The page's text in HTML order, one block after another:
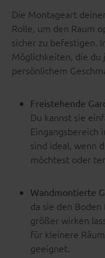
Die Montageart
Rolle, um den Raum
sicher zu befestigen.
Möglichkeiten, die du
persönlichem
Freistehende
Du kannst sie
Eingangsbereich
sind ideal, wenn
möchtest oder
Wandmontierte
da sie den
größer wirken
für kleinere
geeignet.